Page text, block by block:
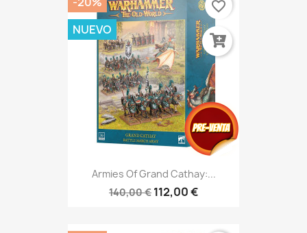
Armies Of Grand Cathay:...
140,00 € 112,00 €
NUEVO
favorite_border